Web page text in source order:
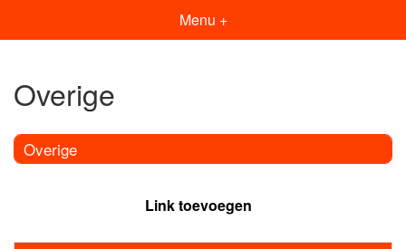
Menu +
Overige
Overige
Link toevoegen